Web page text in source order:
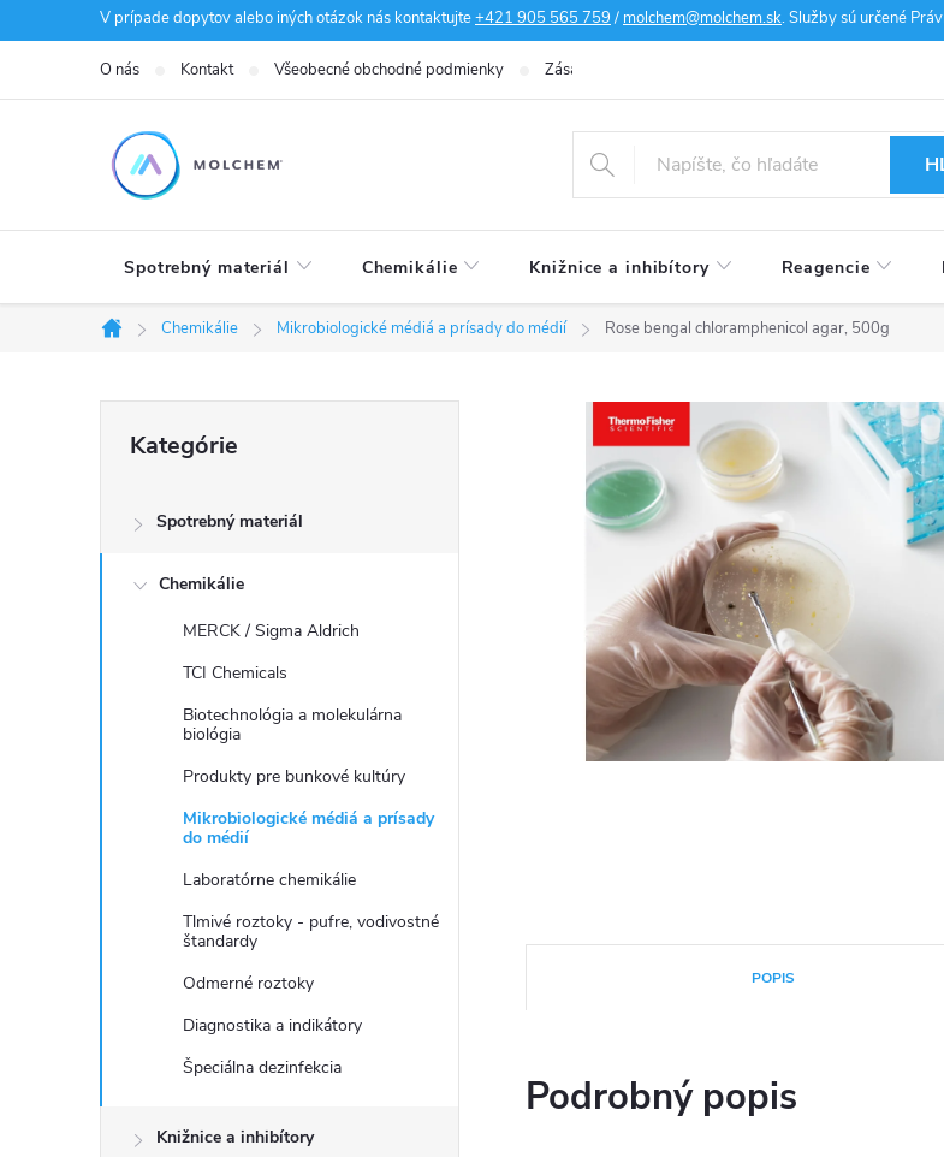
na
V prípade dopytov alebo iných otázok nás kontaktujte+421 905 565 759/ molchem@molchem.sk. Služby sú určené
O nás Kontakt Všeobecné obchodné podmienky Zásady ochrany osobných údajov
Spotrebný materiál Chemikálie Knižnice a inhibítory Reagencie
Domov
Chemikálie Mikrobiologické médiá a prísady do médií Rose bengal chloramphenicol agar, 500g
č
kategórie
Kategórie
Spotrebný materiál
Chemikálie
MERCK / Sigma Aldrich
TCI Chemicals
Biotechnológia a molekulárna
biológia
Produkty pre bunkové kultúry
Mikrobiologické médiá a prísady
do médií
Laboratórne chemikálie
Tlmivé roztoky - pufre, vodivostné
štandardy
Odmerné roztoky
Diagnostika a indikátory
Špeciálna dezinfekcia
Knižnice a inhibítory
POPIS
Podrobný popis